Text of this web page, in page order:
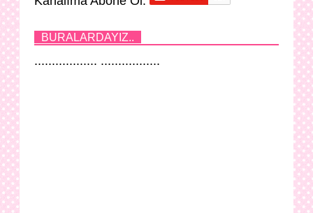
BURALARDAYIZ..
.................. .................